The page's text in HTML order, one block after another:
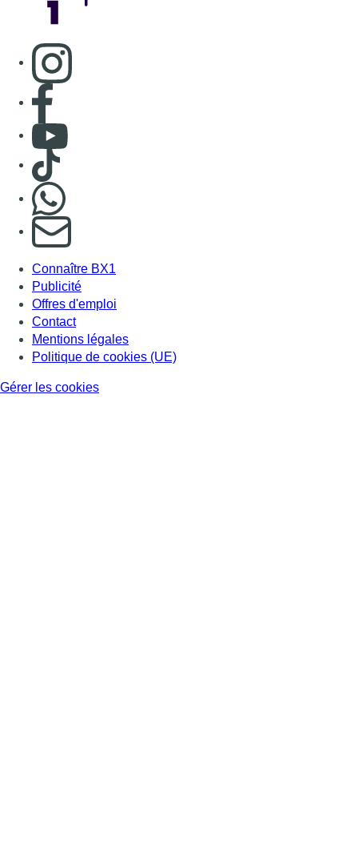
Consulter page Instagram
Consulter page Facebook
Consulter Youtube
Consulter TikTok
S'abonner à notre newsletter
Connaître BX1
Publicité
Offres d'emploi
Contact
Mentions légales
Politique de cookies (UE)
Gérer les cookies